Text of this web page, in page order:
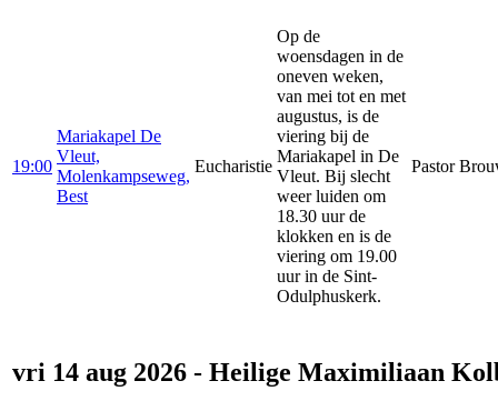
19:00
Mariakapel De
Vleut,
Molenkampseweg,
Best
Eucharistie
Op de
woensdagen in de
oneven weken,
van mei tot en met
augustus, is de
viering bij de
Mariakapel in De
Vleut. Bij slecht
weer luiden om
18.30 uur de
klokken en is de
viering om 19.00
uur in de Sint-
Odulphuskerk.
Pastor
vri 14 aug 2026 - Heilige Maximiliaan